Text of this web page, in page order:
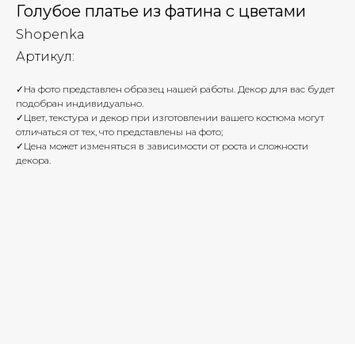
Голубое платье из фатина с цветами
Shopenka
Артикул:
✓На фото представлен образец нашей работы. Декор для вас будет
подобран индивидуально.
✓Цвет, текстура и декор при изготовлении вашего костюма могут
отличаться от тех, что представлены на фото;
✓Цена может изменяться в зависимости от роста и сложности
декора.